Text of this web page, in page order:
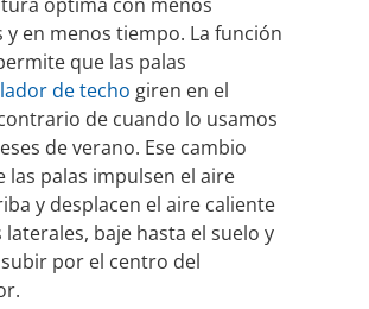
y en menos tiempo.⁣ La función
que las palas
de techo giren en el
de cuando lo usamos
de verano. Ese cambio
las palas impulsen el aire
y desplacen el aire caliente
laterales, baje hasta el suelo y
por el centro del